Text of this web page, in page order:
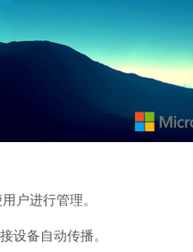
户进行管理。
备自动传播。